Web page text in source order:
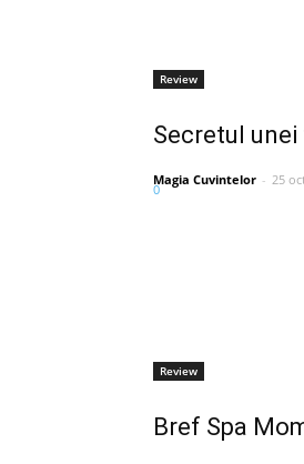
Review
Secretul
Magia Cuvintelor - 25
0
Review
Bref Spa